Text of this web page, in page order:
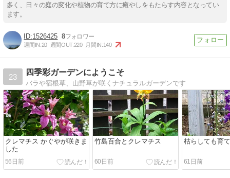
多く、日々の庭の変化や植物の育て方に癒やしをもたらす内容となってい
ます。
1526425 8
週間IN:20 週間OUT:220 月間IN:140
23
四季彩ガーデンにようこそ
バラや宿根草、山野草が咲くナチュラルガーデンです
クレマチス かぐやが咲きま
した
56日前
竹島百合とクレマチス
60日前
枯らしても育
61日前